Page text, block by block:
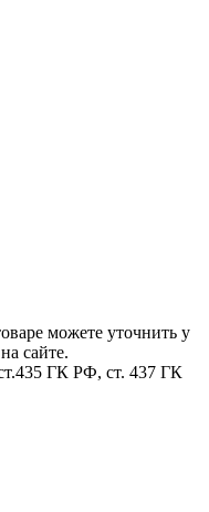
можете уточнить у
сайте.
ГК РФ, cт. 437 ГК